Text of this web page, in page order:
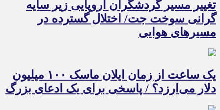
تغییر مسیر گردشگران اروپایی زیر سایه
گرانی سوخت جت/ اختلال گسترده در
مسیرهای هوایی
یک ساعت از زمان ایلان ماسک ۱۰۰ میلیون
دلار می‌ارزد؟ / پاسخی برای یک ادعای بزرگ